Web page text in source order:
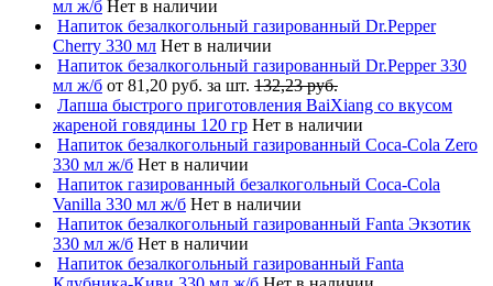
мл ж/б Нет в наличии
Напиток безалкогольный газированный Dr.Pepper
Cherry 330 мл Нет в наличии
Напиток безалкогольный газированный Dr.Pepper 330
мл ж/б от 81,20 руб. за шт. 132,23 руб.
Лапша быстрого приготовления BaiXiang со вкусом
жареной говядины 120 гр Нет в наличии
Напиток безалкогольный газированный Coca-Cola Zero
330 мл ж/б Нет в наличии
Напиток газированный безалкогольный Coca-Cola
Vanilla 330 мл ж/б Нет в наличии
Напиток безалкогольный газированный Fanta Экзотик
330 мл ж/б Нет в наличии
Напиток безалкогольный газированный Fanta